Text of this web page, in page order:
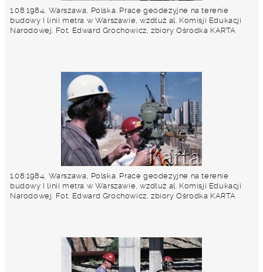
1.08.1984, Warszawa, Polska. Prace geodezyjne na terenie
budowy I linii metra w Warszawie, wzdłuż al. Komisji Edukacji
Narodowej. Fot. Edward Grochowicz, zbiory Ośrodka KARTA
1.08.1984, Warszawa, Polska. Prace geodezyjne na terenie
budowy I linii metra w Warszawie, wzdłuż al. Komisji Edukacji
Narodowej. Fot. Edward Grochowicz, zbiory Ośrodka KARTA